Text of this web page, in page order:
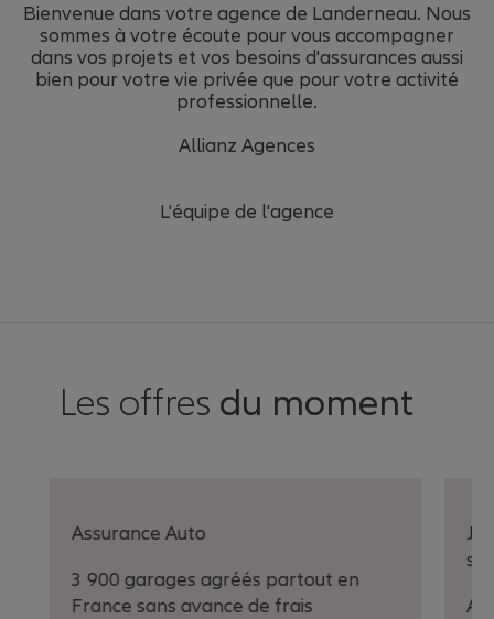
Bienvenue dans votre agence de Landerneau. Nous
sommes à votre écoute pour vous accompagner
dans vos projets et vos besoins d'assurances aussi
bien pour votre vie privée que pour votre activité
professionnelle.
Allianz Agences
L'équipe de l'agence
Les offres du moment
Assurance Auto
3 900 garages agréés partout en
France sans avance de frais
A